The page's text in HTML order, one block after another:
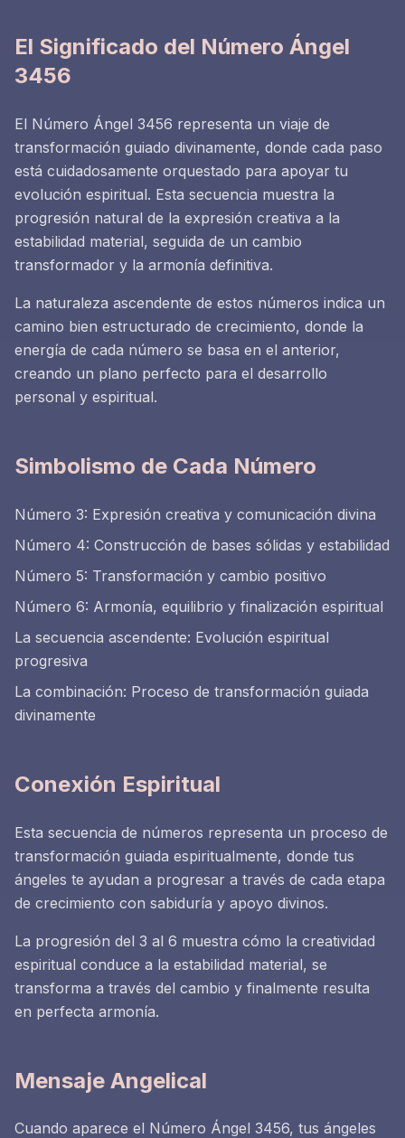
El Significado del Número Ángel
3456
El Número Ángel 3456 representa un viaje de
transformación guiado divinamente, donde cada paso
está cuidadosamente orquestado para apoyar tu
evolución espiritual. Esta secuencia muestra la
progresión natural de la expresión creativa a la
estabilidad material, seguida de un cambio
transformador y la armonía definitiva.
La naturaleza ascendente de estos números indica un
camino bien estructurado de crecimiento, donde la
energía de cada número se basa en el anterior,
creando un plano perfecto para el desarrollo
personal y espiritual.
Simbolismo de Cada Número
Número 3: Expresión creativa y comunicación divina
Número 4: Construcción de bases sólidas y estabilidad
Número 5: Transformación y cambio positivo
Número 6: Armonía, equilibrio y finalización espiritual
La secuencia ascendente: Evolución espiritual
progresiva
La combinación: Proceso de transformación guiada
divinamente
Conexión Espiritual
Esta secuencia de números representa un proceso de
transformación guiada espiritualmente, donde tus
ángeles te ayudan a progresar a través de cada etapa
de crecimiento con sabiduría y apoyo divinos.
La progresión del 3 al 6 muestra cómo la creatividad
espiritual conduce a la estabilidad material, se
transforma a través del cambio y finalmente resulta
en perfecta armonía.
Mensaje Angelical
Cuando aparece el Número Ángel 3456, tus ángeles